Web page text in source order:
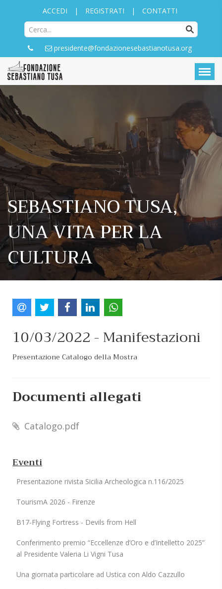
ACCEDI | REGISTRATI | CONTATTI
presidente@fondazionesebastianotusa.org
SEBASTIANO TUSA,
UNA VITA PER LA
CULTURA
10/03/2022 -Manifestazioni
Presentazione Catalogo della Mostra
Documenti allegati
Catalogo.pdf
Eventi
Presentazione rivista Sicilia Archeologica n.116/2025
TourismA 2026 - Firenze
B17-Flying Fortress - Devils from Hell
Conferimento premio “Eccellenze d’Oro e d’Intelletto 2025”
al Presidente Valeria Li Vigni Tusa
Una giornata particolare ad Ustica con Aldo Cazzullo